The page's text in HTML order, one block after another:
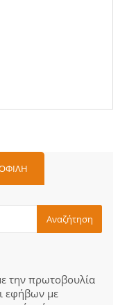
την πρωτοβουλία
εφήβων με